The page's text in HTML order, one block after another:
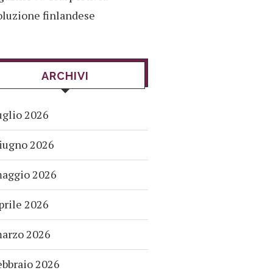
finlandese
ARCHIVI
2026
2026
2026
2026
2026
2026